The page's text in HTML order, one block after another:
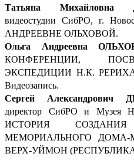
Татьяна Михайловна
видеостудии СибРО, г.
АНДРЕЕВНЕ ОЛЬХОВОЙ.
Ольга Андреевна
КОНФЕРЕНЦИИ,
ЭКСПЕДИЦИИ Н.К.
Видеозапись.
Сергей Александрович
директор СибРО и Музея
ИСТОРИЯ
МЕМОРИАЛЬНОГО
ВЕРХ-УЙМОН